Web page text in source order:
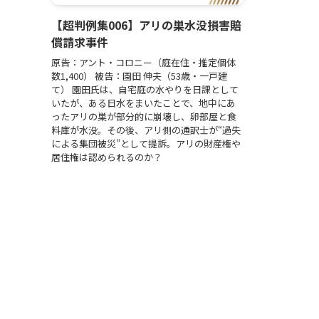
【超判例集006】アリの巣水没損害賠
償請求事件
原告：アント・コロニー（庭在住・推定個体
数1,400） 被告：園田 伸夫（53歳・一戸建
て） 園田氏は、自宅庭の水やりを日課として
いたが、ある日水をまいたことで、地中にあ
ったアリの巣が部分的に崩壊し、卵部屋と食
料庫が水没。その後、アリ側の通訳士が“過失
による集団被災”として提訴。アリの財産権や
居住権は認められるのか？